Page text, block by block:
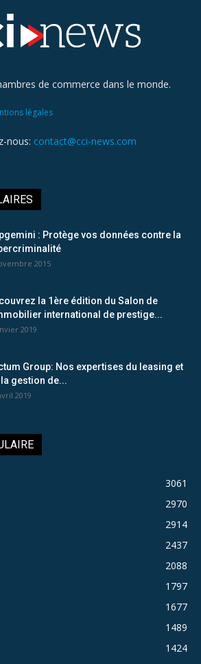
de commerce dans le monde.
légales
nous: contact@cci-news.com
: Protège vos données contre la
2015
la 1ère édition du Salon de
international de prestige...
2019
Group: Nos expertises du leasing et
gestion de...
2019
3061
2970
2914
2437
2088
1797
1677
1489
1424